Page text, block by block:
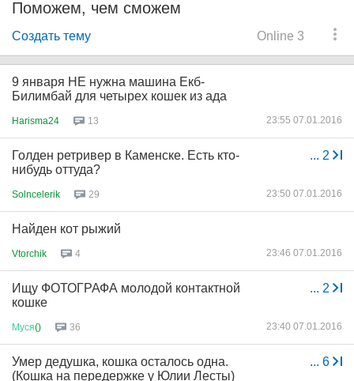
Поможем, чем сможем
Online 3
Создать тему
9 января НЕ нужна машина Екб-
Билимбай для четырех кошек из ада
Harisma24 13 23:55 07.01.2016
... 2
Голден ретривер в Каменске. Есть кто-
нибудь оттуда?
Solncelerik 29 23:50 07.01.2016
Найден кот рыжий
Vtorchik 4 23:46 07.01.2016
... 2
Ищу ФОТОГРАФА молодой контактной
кошке
Муся() 36 23:40 07.01.2016
... 6
Умер дедушка, кошка осталось одна.
(Кошка на передержке у Юлии Лесты)